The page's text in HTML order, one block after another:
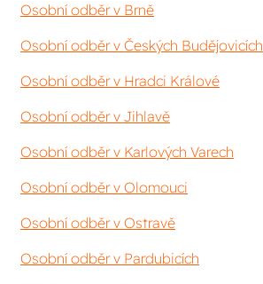
Osobní odběr v Brně
Osobní odběr v Českých Budějovicích
Osobní odběr v Hradci Králové
Osobní odběr v Jihlavě
Osobní odběr v Karlových Varech
Osobní odběr v Olomouci
Osobní odběr v Ostravě
Osobní odběr v Pardubicích